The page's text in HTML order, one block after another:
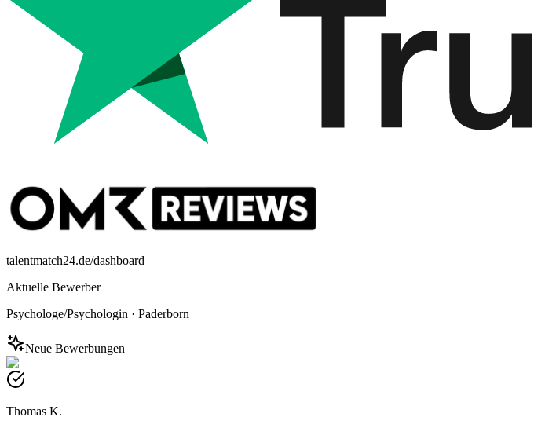
talentmatch24.de/dashboard
Aktuelle Bewerber
Psychologe/Psychologin · Paderborn
Neue Bewerbungen
Thomas K.